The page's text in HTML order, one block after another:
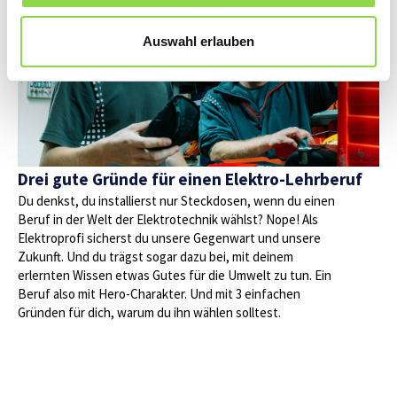
Auswahl erlauben
Drei gute Gründe für einen Elektro-Lehrberuf
Du denkst, du installierst nur Steckdosen, wenn du einen
Beruf in der Welt der Elektrotechnik wählst? Nope! Als
Elektroprofi sicherst du unsere Gegenwart und unsere
Zukunft. Und du trägst sogar dazu bei, mit deinem
erlernten Wissen etwas Gutes für die Umwelt zu tun. Ein
Beruf also mit Hero-Charakter. Und mit 3 einfachen
Gründen für dich, warum du ihn wählen solltest.